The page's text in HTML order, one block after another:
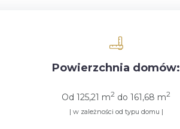
Powierzchnia domów:
Od 125,21 m2 do 161,68 m2
| w zależności od typu domu |